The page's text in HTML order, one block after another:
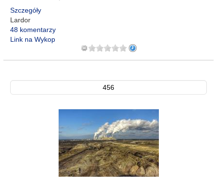
Szczegóły
Lardor
48 komentarzy
Link na Wykop
456